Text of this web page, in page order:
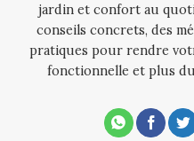
jardin et confort au
conseils concrets, des
pratiques pour rendre
fonctionnelle et plus